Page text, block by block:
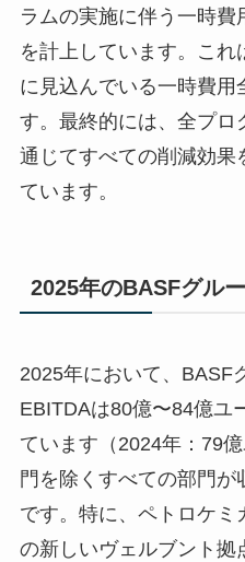
ラムの実施に伴う一時費
を計上しています。こ
に見込んでいる一時費用
す。最終的には、全プロ
通じてすべての削減効果
ています。
2025年のBASFグル
2025年において、BASF
EBITDAは80億〜84億ユ
ています（2024年：79
門を除くすべての部門
です。特に、ペトロケ
の新しいヴェルブント拠